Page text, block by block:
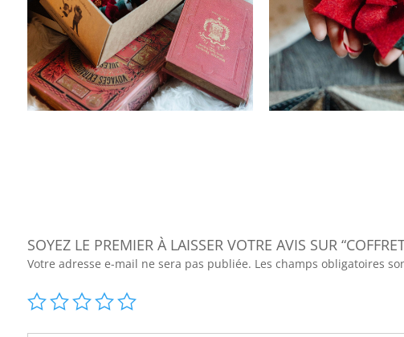
SOYEZ LE PREMIER À LAISSER VOTRE AVIS SUR
Votre adresse e-mail ne sera pas publiée. Les champs obligatoires